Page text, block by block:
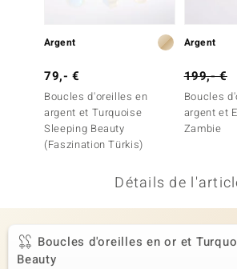
Collection
Argent
79,- €
Boucles d'oreilles en
argent et Turquoise
Sleeping Beauty
(Faszination Türkis)
Argent
199,- €
Boucles
argent et
Zambie
Détails de
Boucles d'oreilles en or et
Beauty